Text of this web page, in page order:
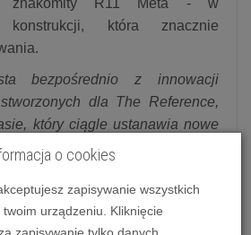
konstrukcji, która znacznie
bezpośrednio z innowacji
dla The Reference,
który ciągle ustanawia nowe
głośnikowych i odtwarzania
spersonalizowanych
R oferuje niezwykłe doznania
technologia pochłaniania
o cookies
zapisywanie wszystkich
urządzeniu. Kliknięcie